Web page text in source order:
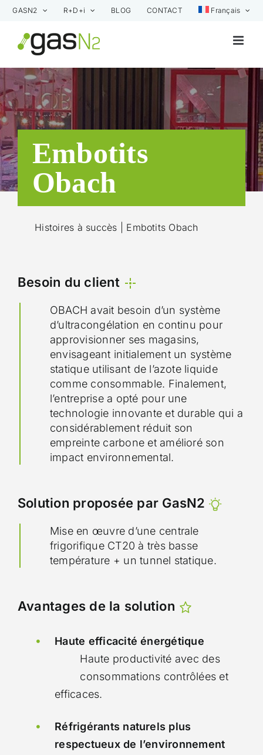
Skip
content
GASN2 R+D+i BLOG CONTACT Français
Embotits
Obach
Histoires à succès | Embotits Obach
Besoin du client
OBACH avait besoin d’un système
d’ultracongélation en continu pour
approvisionner ses magasins,
envisageant initialement un système
statique utilisant de l’azote liquide
comme consommable. Finalement,
l’entreprise a opté pour une
technologie innovante et durable qui a
considérablement réduit son
empreinte carbone et amélioré son
impact environnemental.
Solution proposée par GasN2
Mise en œuvre d’une centrale
frigorifique CT20 à très basse
température + un tunnel statique.
Avantages de la solution
Haute efficacité énergétique
Haute productivité avec des
consommations contrôlées et
efficaces.
Réfrigérants naturels plus
respectueux de l’environnement